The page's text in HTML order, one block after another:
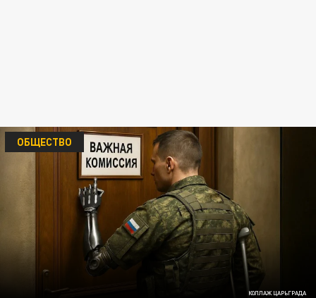
КОЛЛАЖ ЦАРЬГРАДА
ОБЩЕСТВО